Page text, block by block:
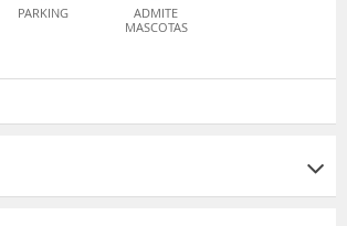
PARKING
ADMITE
MASCOTAS